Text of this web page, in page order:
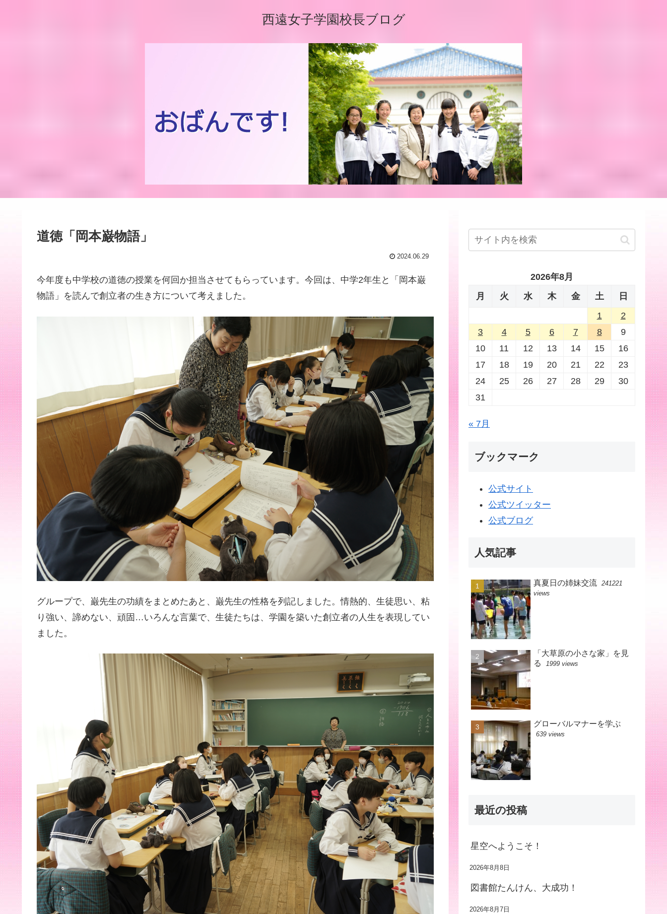
西遠女子学園校長ブログ
道徳「岡本巌物語」
2024.06.29
今年度も中学校の道徳の授業を何回か担当させてもらっています。今回は、中学2年生と「岡本巌
物語」を読んで創立者の生き方について考えました。
グループで、巌先生の功績をまとめたあと、巌先生の性格を列記しました。情熱的、生徒思い、粘
り強い、諦めない、頑固…いろんな言葉で、生徒たちは、学園を築いた創立者の人生を表現してい
ました。
2026年8月
月
火 水 木 金 土
日
1
2
3
4 5 6 7 8
9
10
11 12 13 14 15
16
17
18 19 20 21 22
23
24
25 26 27 28 29
30
31
« 7月
ブックマーク
公式サイト
公式ツイッター
公式ブログ
人気記事
真夏日の姉妹交流 241221
views
「大草原の小さな家」を見
る
1999 views
グローバルマナーを学ぶ
639 views
最近の投稿
星空へようこそ！
2026年8月8日
図書館たんけん、大成功！
2026年8月7日